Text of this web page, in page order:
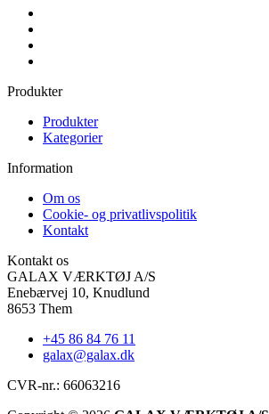
Produkter
Produkter
Kategorier
Information
Om os
Cookie- og privatlivspolitik
Kontakt
Kontakt os
GALAX VÆRKTØJ A/S
Enebærvej 10, Knudlund
8653 Them
+45 86 84 76 11
galax@galax.dk
CVR-nr.: 66063216